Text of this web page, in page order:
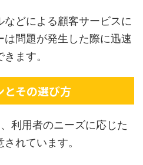
などによる顧客サービスに
は問題が発生した際に迅速
ます。
その選び方
利用者のニーズに応じた
れています。